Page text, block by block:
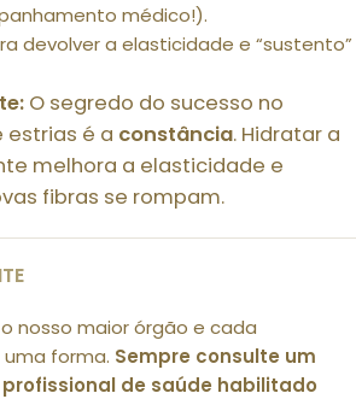
médico!).
devolver a elasticidade e “sustento”
O segredo do sucesso no
é a constância. Hidratar a
melhora a elasticidade e
fibras se rompam.
nosso maior órgão e cada
forma. Sempre consulte um
de saúde habilitado